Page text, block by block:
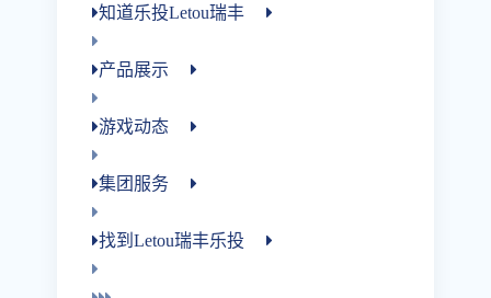
知道乐投letou瑞丰
产品展示
游戏动态
集团服务
找到letou瑞丰乐投